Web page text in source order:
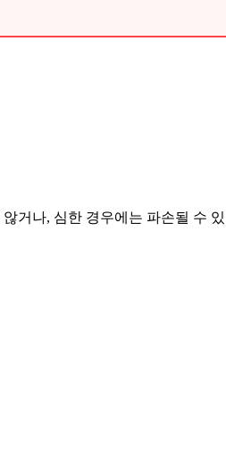
거나, 심한 경우에는 파손될 수